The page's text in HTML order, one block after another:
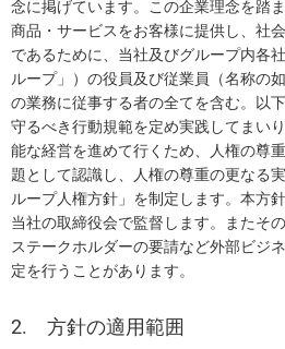
念に掲げています。この企業理念を踏
商品・サービスをお客様に提供し、社
であるために、当社及びグループ内各
ループ」）の役員及び従業員（名称の
の業務に従事する者の全てを含む。以
守るべき行動規範を定め実践してまい
能な経営を進めて行くため、人権の尊
題として認識し、人権の尊重の更なる
ループ人権方針」を制定します。本方
当社の取締役会で監督します。またそ
ステークホルダーの要請など外部ビジ
定を行うことがあります。
2. 方針の適用範囲